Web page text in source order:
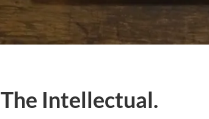
The Intellectual.